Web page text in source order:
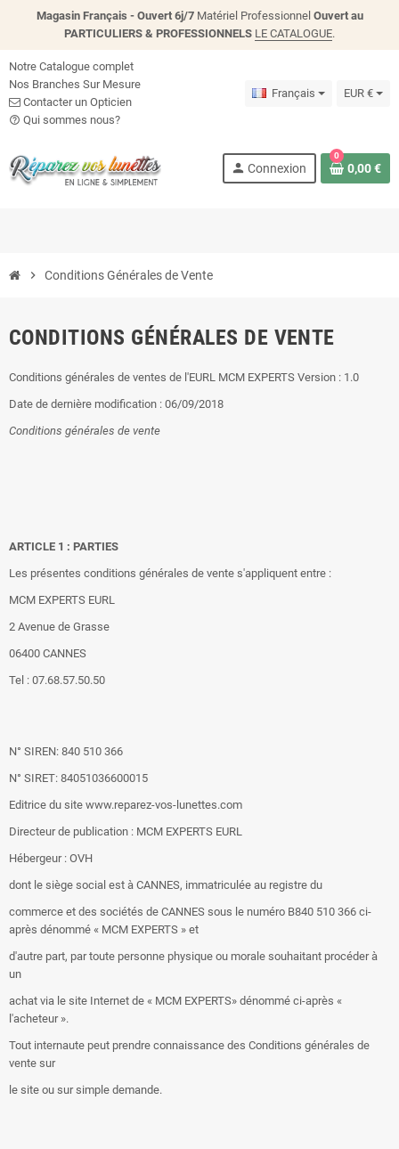
Magasin Français - Ouvert 6j/7Matériel Professionnel Ouvert au
PARTICULIERS & PROFESSIONNELS LE CATALOGUE.
Notre Catalogue complet
Nos Branches Sur Mesure
Contacter un Opticien
help_outline Qui sommes nous?
Français EUR €
person Connexion
0
0,00 €
chevron_right Conditions Générales de Vente
CONDITIONS GÉNÉRALES DE VENTE
Conditions générales de ventes de l'EURL MCM EXPERTS Version : 1.0
Date de dernière modification : 06/09/2018
Conditions générales de vente
ARTICLE 1 : PARTIES
Les présentes conditions générales de vente s'appliquent entre :
MCM EXPERTS EURL
2 Avenue de Grasse
06400 CANNES
Tel : 07.68.57.50.50
N° SIREN: 840 510 366
N° SIRET: 84051036600015
Editrice du site www.reparez-vos-lunettes.com
Directeur de publication : MCM EXPERTS EURL
Hébergeur : OVH
dont le siège social est à CANNES, immatriculée au registre du
commerce et des sociétés de CANNES sous le numéro B840 510 366 ci-
après dénommé « MCM EXPERTS » et
d'autre part, par toute personne physique ou morale souhaitant procéder à
un
achat via le site Internet de « MCM EXPERTS» dénommé ci-après «
l'acheteur ».
Tout internaute peut prendre connaissance des Conditions générales de
vente sur
le site ou sur simple demande.